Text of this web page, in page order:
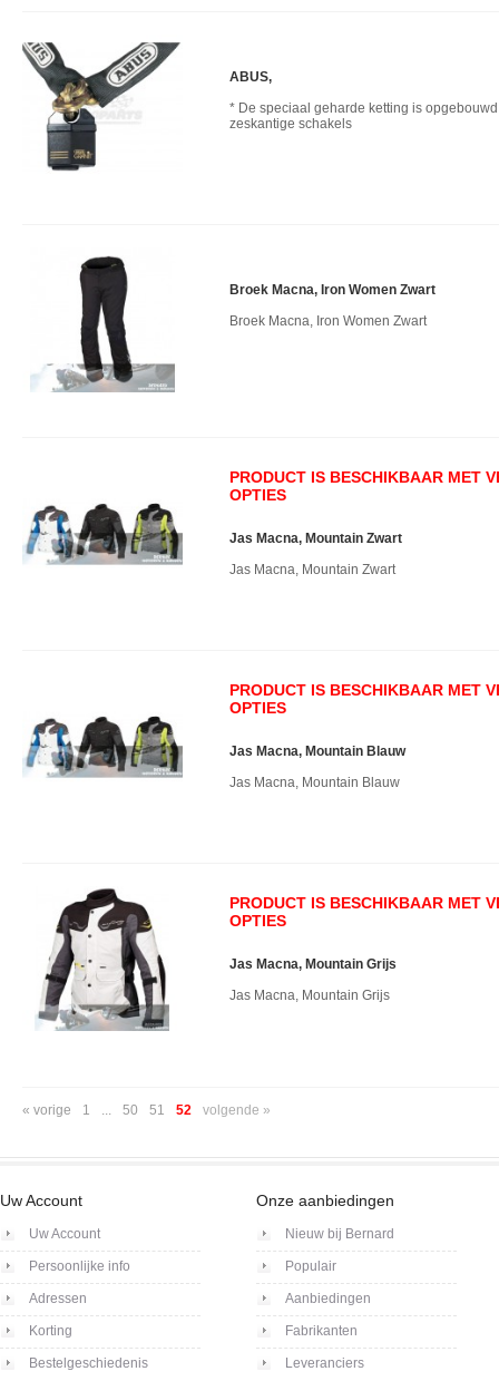
ABUS,
* De speciaal geharde ketting is
zeskantige schakels
Broek Macna, Iron Women Zwart
Broek Macna, Iron Women Zwart
PRODUCT IS BESCHIKBAAR MET
OPTIES
Jas Macna, Mountain Zwart
Jas Macna, Mountain Zwart
PRODUCT IS BESCHIKBAAR MET
OPTIES
Jas Macna, Mountain Blauw
Jas Macna, Mountain Blauw
PRODUCT IS BESCHIKBAAR MET
OPTIES
Jas Macna, Mountain Grijs
Jas Macna, Mountain Grijs
« vorige 1 ... 50 51 52 volgende »
Uw Account
Uw Account
Persoonlijke info
Adressen
Korting
Bestelgeschiedenis
Onze aanbiedingen
Nieuw bij Bernard
Populair
Aanbiedingen
Fabrikanten
Leveranciers